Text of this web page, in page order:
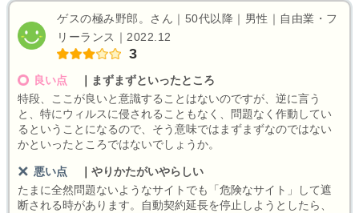
ゲスの極み野郎。さん｜50代以降｜男性｜自由業・フ
リーランス｜2022.12
3
良い点
まずまずといったところ
特段、ここが良いと意識することはないのですが、逆に言う
と、特にウィルスに侵されることもなく、問題なく作動してい
るということになるので、そう意味ではまずまずなのではない
かといったところではないでしょうか。
悪い点
やりかたがいやらしい
たまに全然問題ないようなサイトでも「危険なサイト」して遮
断される時があります。自動契約延長を停止しようとしたら、